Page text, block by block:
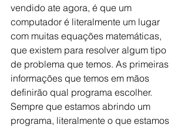
vendido ate agora, é que um
computador é literalmente um lugar
com muitas equações matemáticas,
que existem para resolver algum tipo
de problema que temos. As primeiras
informações que temos em mãos
definirão qual programa escolher.
Sempre que estamos abrindo um
programa, literalmente o que estamos